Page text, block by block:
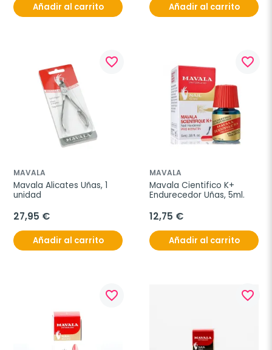
Añadir al carrito Añadir al carrito
favorite_border
MAVALA
Mavala Alicates Uñas, 1
unidad
27,95 €
Añadir al carrito
favorite_border
MAVALA
Mavala Cientifico K+
Endurecedor Uñas, 5ml.
12,75 €
Añadir al carrito
favorite_border favorite_border